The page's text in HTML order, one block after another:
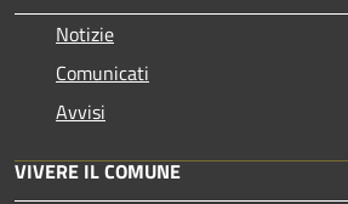
Notizie
Comunicati
Avvisi
VIVERE IL COMUNE